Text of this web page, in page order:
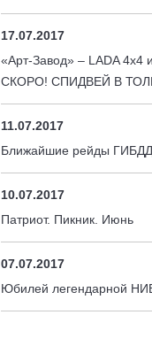
17.07.2017
«Арт-Завод» – LADA 4x4
СКОРО! СПИДВЕЙ В
11.07.2017
Ближайшие рейды ГИБДД
10.07.2017
Патриот. Пикник. Июнь
07.07.2017
Юбилей легендарной